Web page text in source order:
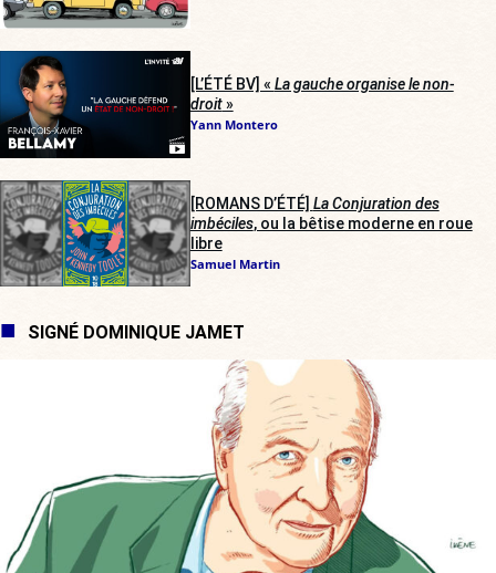
[L’ÉTÉ BV] « La gauche organise le non-
droit»
Yann Montero
[ROMANS D’ÉTÉ] La Conjuration des
imbéciles, ou la bêtise moderne en roue
libre
Samuel Martin
SIGNÉ DOMINIQUE JAMET